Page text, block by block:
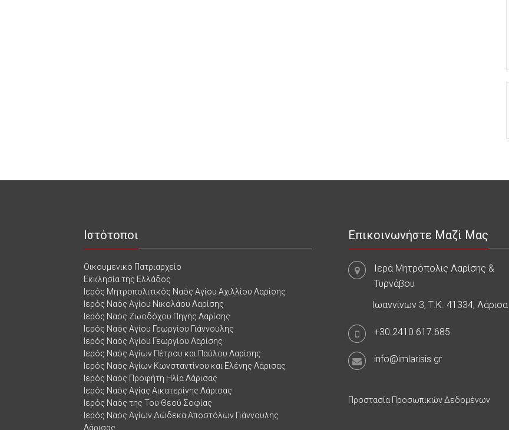
Ιστότοποι
Οικουμενικό Πατριαρχείο
Εκκλησία της Ελλάδος
Ιερός Μητροπολιτικός Ναός Αγίου Αχιλλίου Λαρίσης
Ιερός Ναός Αγίου Νικολάου Λαρίσης
Ιερός Ναός Ζωοδόχου Πηγής Λαρίσης
Ιερός Ναός Αγίου Γεωργίου Γιάννουλης
Ιερός Ναός Αγίου Γεωργίου Λαρίσης
Ιερός Ναός Αγίων Πέτρου και Παύλου Λαρίσης
Ιερός Ναός Αγίων Κωνσταντίνου και Ελένης Λάρισας
Ιερός Ναός Προφήτη Ηλία Λάρισας
Ιερός Ναός Αγίας Αικατερίνης Λάρισας
Ιερός Ναός της Του Θεού Σοφίας
Ιερός Ναός Αγίων Δώδεκα Αποστόλων Γιάννουλης
Λάρισας
Επικοινωνήστε Μαζί Μας
Ιερά Μητρόπολις Λαρίσης &
Τυρνάβου
Ιωαννίνων 3, Τ.Κ. 41334, Λάρισα
+30.2410.617.685
info@imlarisis.gr
Προστασία Προσωπικών Δεδομένων